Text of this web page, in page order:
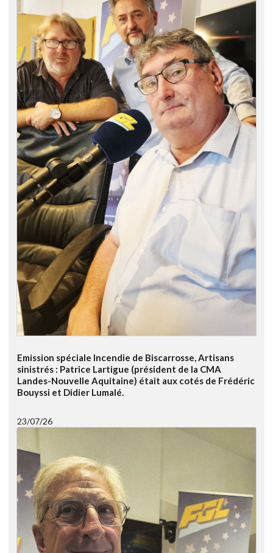
Emission spéciale Incendie de Biscarrosse, Artisans
sinistrés : Patrice Lartigue (président de la CMA
Landes-Nouvelle Aquitaine) était aux cotés de Frédéric
Bouyssi et Didier Lumalé.
23/07/26